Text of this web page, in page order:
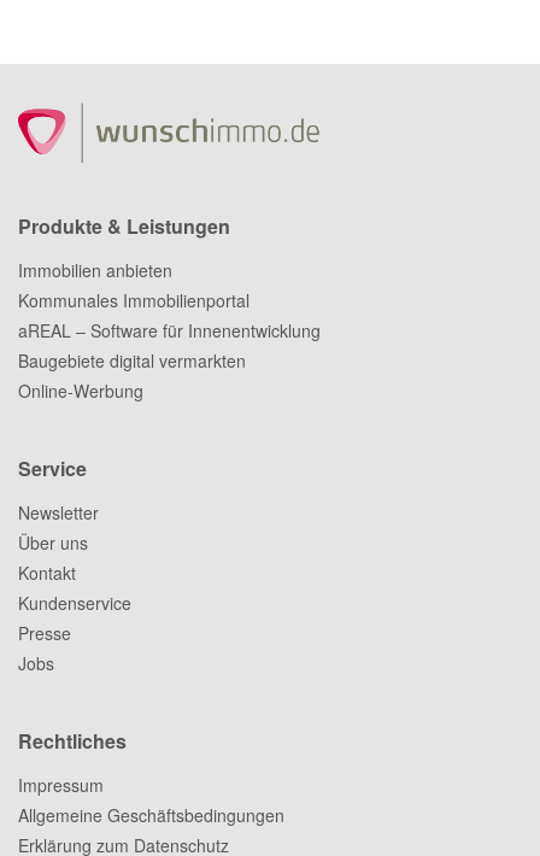
Produkte & Leistungen
Immobilien anbieten
Kommunales Immobilienportal
aREAL – Software für Innenentwicklung
Baugebiete digital vermarkten
Online-Werbung
Service
Newsletter
Über uns
Kontakt
Kundenservice
Presse
Jobs
Rechtliches
Impressum
Allgemeine Geschäftsbedingungen
Erklärung zum Datenschutz